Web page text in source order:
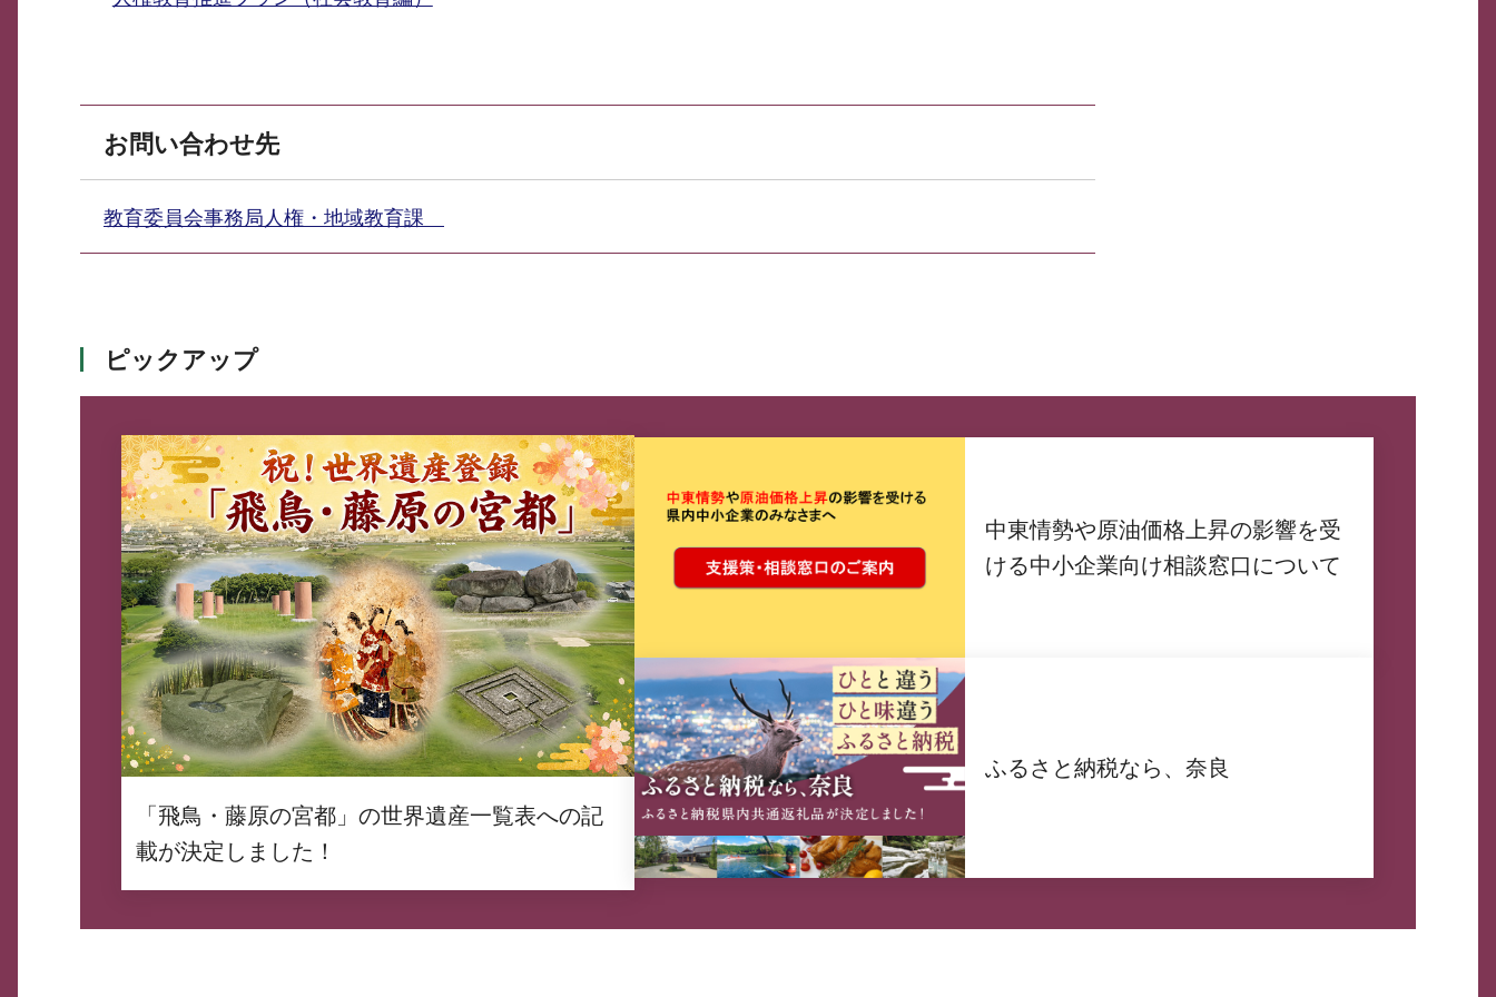
お問い合わせ先
教育委員会事務局人権・地域教育課
ピックアップ
「飛鳥・藤原の宮都」の世界遺産一覧表への記
載が決定しました！
中東情勢や原油価格上昇の影響を受
ける中小企業向け相談窓口について
ふるさと納税なら、奈良